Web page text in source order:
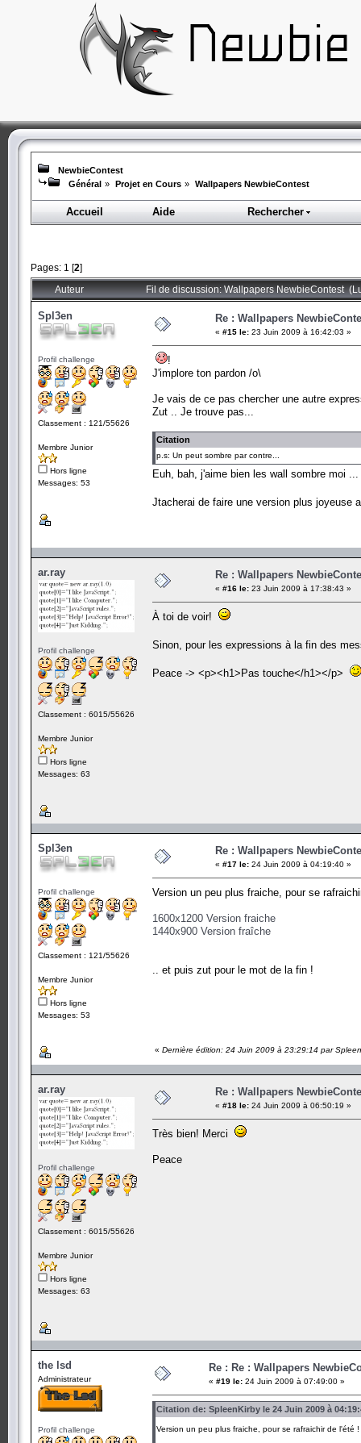
NewbieContest
Général » Projet en Cours » Wallpapers NewbieContest
Accueil Aide Rechercher
Pages: 1 [2]
Auteur Fil de discussion: Wallpapers NewbieContest
Spl3en
Profil challenge
Classement : 121/55626
Membre Junior
Hors ligne
Messages: 53
Re : Wallpapers
« #15 le: 23 Juin 2009 à 16:42:03 »
!
J'implore ton pardon /o\
Je vais de ce pas chercher une autre
Zut .. Je trouve pas...
Citation
p.s: Un peut sombre par contre...
Euh, bah, j'aime bien les wall sombre moi
Jtacherai de faire une version plus joyeuse
ar.ray
Profil challenge
Classement : 6015/55626
Membre Junior
Hors ligne
Messages: 63
Re : Wallpapers
« #16 le: 23 Juin 2009 à 17:38:43 »
À toi de voir!
Sinon, pour les expressions à la fin des
Peace -> <p><h1>Pas touche</h1></p>
Spl3en
Profil challenge
Classement : 121/55626
Membre Junior
Hors ligne
Messages: 53
Re : Wallpapers
« #17 le: 24 Juin 2009 à 04:19:40 »
Version un peu plus fraiche, pour se
1600x1200 Version fraiche
1440x900 Version fraîche
.. et puis zut pour le mot de la fin !
« Dernière édition: 24 Juin 2009 à 23:29:14 par
ar.ray
Profil challenge
Classement : 6015/55626
Membre Junior
Hors ligne
Messages: 63
Re : Wallpapers
« #18 le: 24 Juin 2009 à 06:50:19 »
Très bien! Merci
Peace
the lsd
Administrateur
Profil challenge
Re : Re : Wallpapers
« #19 le: 24 Juin 2009 à 07:49:00 »
Citation de: SpleenKirby le 24 Juin 2009 à
Version un peu plus fraiche, pour se rafraichir de l'été